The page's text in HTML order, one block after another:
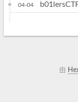
04-04
由